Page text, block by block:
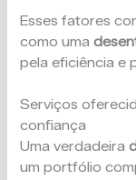
Esses fatores
como uma
pela eficiência e
Serviços
confiança
Uma verdadeira
um portfólio